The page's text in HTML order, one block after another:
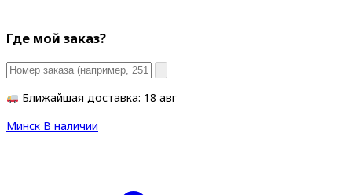
Где мой заказ?
Ближайшая доставка: 18 авг
Минск В наличии